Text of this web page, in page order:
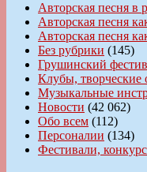
Авторская песня в
Авторская песня
Авторская песня
Без рубрики (145)
Грушинский
Клубы, творческие
Музыкальные
Новости (42 062)
Обо всем (112)
Персоналии (134)
Фестивали,